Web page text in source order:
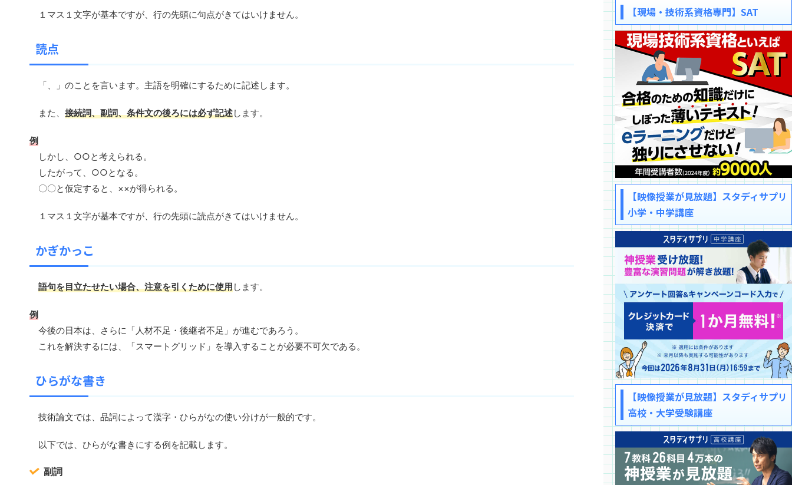
１マス１文字が基本ですが、行の先頭に句点がきてはいけません。
読点
「、」のことを言います。主語を明確にするために記述します。
また、 接続詞、副詞、条件文の後ろには必ず記述します。
例
しかし、○○と考えられる。
したがって、○○となる。
〇〇と仮定すると、××が得られる。
１マス１文字が基本ですが、行の先頭に読点がきてはいけません。
かぎかっこ
語句を目立たせたい場合、注意を引くために使用します。
例
今後の日本は、さらに「人材不足・後継者不足」が進むであろう。
これを解決するには、「スマートグリッド」を導入することが必要不可欠である。
ひらがな書き
技術論文では、品詞によって漢字・ひらがなの使い分けが一般的です。
以下では、ひらがな書きにする例を記載します。
副詞
【現場・技術系資格専門】SAT
【映像授業が見放題】スタディサプリ
小学・中学講座
【映像授業が見放題】スタディサプリ
高校・大学受験講座